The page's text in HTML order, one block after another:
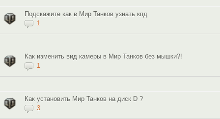
Подскажите как в Мир Танков узнать кпд
1
Как изменить вид камеры в Мир Танков без мышки?!
1
Как установить Мир Танков на диск D ?
3